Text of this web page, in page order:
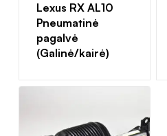
Lexus RX AL10
Pneumatinė
pagalvė
(Galinė/kairė)